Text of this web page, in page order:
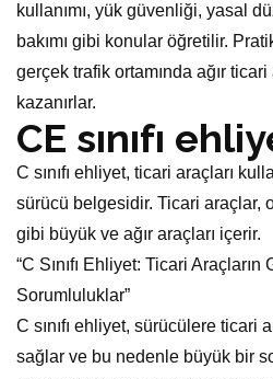
kullanımı, yük güvenliği, yasal
bakımı gibi konular öğretilir.
gerçek trafik ortamında ağır
kazanırlar.
CE sınıfı
C sınıfı ehliyet, ticari araçları
sürücü belgesidir. Ticari araçlar,
gibi büyük ve ağır araçları içerir.
“C Sınıfı Ehliyet: Ticari Araçların
Sorumluluklar”
C sınıfı ehliyet, sürücülere ticari
sağlar ve bu nedenle büyük bir